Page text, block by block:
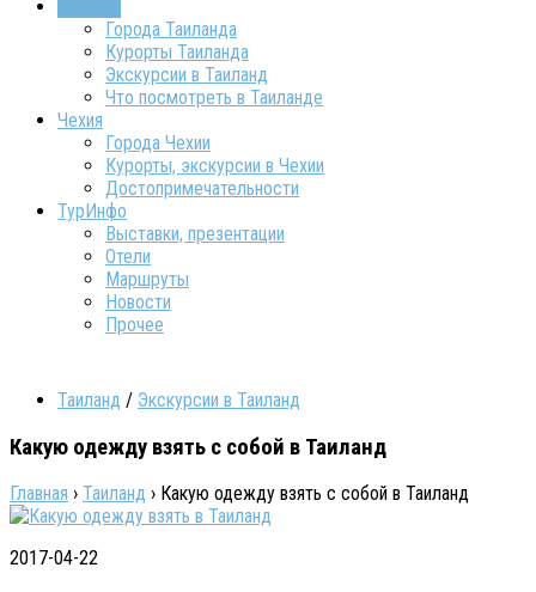
Города Таиланда
Курорты Таиланда
Экскурсии в Таиланд
Что посмотреть в Таиланде
Чехия
Города Чехии
Курорты, экскурсии в Чехии
Достопримечательности
ТурИнфо
Выставки, презентации
Отели
Маршруты
Новости
Прочее
Таиланд / Экскурсии в Таиланд
Какую одежду взять с собой в Таиланд
Главная › Таиланд › Какую одежду взять с собой в Таиланд
2017-04-22